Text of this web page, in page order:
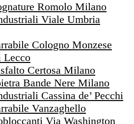
Romolo Milano
Viale Umbria
Cologno Monzese
Lecco
Certosa Milano
Bande Nere Milano
Cassina de’ Pecchi
Vanzaghello
Via Washington